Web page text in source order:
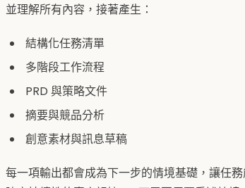
並理解所有內容，接著產生：
結構化任務清單
多階段工作流程
PRD 與策略文件
摘要與競品分析
創意素材與訊息草稿
每一項輸出都會成為下一步的情境基礎，讓任